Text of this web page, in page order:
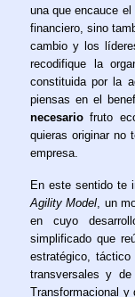
una que encauce
financiero, sino
cambio y los
recodifique la
constituida por la
piensas en el
necesariofruto
quieras originar no
empresa.
En este sentido te
Agility Model , un
en cuyo
simplificado que
estratégico,
transversales y
Transformacional y